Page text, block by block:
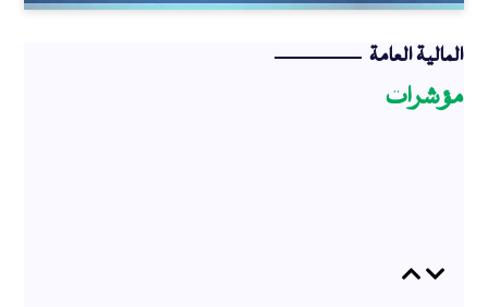
المالية العامة
مؤشرات
Previous